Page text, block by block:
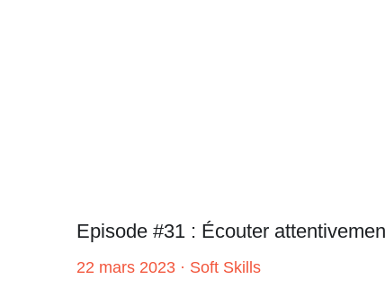
Episode #31 : Écouter
22 mars 2023· Soft Skills